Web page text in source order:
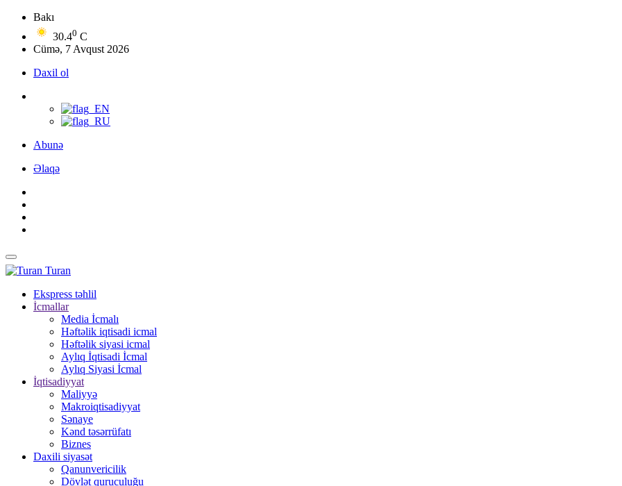
Bakı
30.40 C
Cümə, 7 Avqust 2026
Daxil ol
Abunə
Əlaqə
Turan
Ekspress təhlil
İcmallar
Media İcmalı
Həftəlik iqtisadi icmal
Həftəlik siyasi icmal
Aylıq İqtisadi İcmal
Aylıq Siyasi İcmal
İqtisadiyyat
Maliyyə
Makroiqtisadiyyat
Sənaye
Kənd təsərrüfatı
Biznes
Daxili siyasət
Qanunvericilik
Dövlət quruculuğu